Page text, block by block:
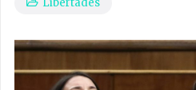
Libertades